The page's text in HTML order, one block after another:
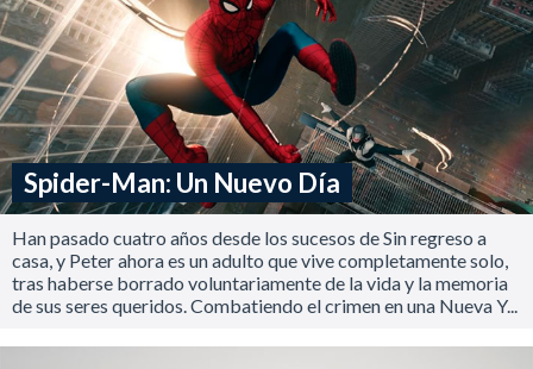
Spider-Man: Un Nuevo Día
Han pasado cuatro años desde los sucesos de Sin regreso a
casa, y Peter ahora es un adulto que vive completamente solo,
tras haberse borrado voluntariamente de la vida y la memoria
de sus seres queridos. Combatiendo el crimen en una Nueva Y...